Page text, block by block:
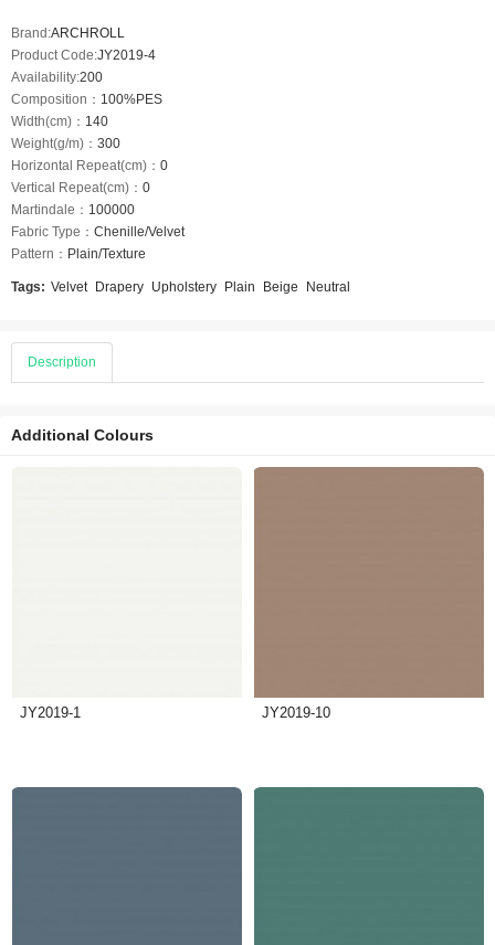
Brand:ARCHROLL
Product Code:JY2019-4
Availability:200
Composition： 100%PES
Width(cm)： 140
Weight(g/m)： 300
Horizontal Repeat(cm)： 0
Vertical Repeat(cm)： 0
Martindale： 100000
Fabric Type： Chenille/Velvet
Pattern： Plain/Texture
Tags: Velvet Drapery Upholstery Plain Beige Neutral
Description
Additional Colours
JY2019-1 JY2019-10